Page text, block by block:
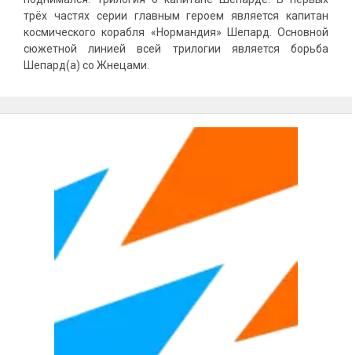
трёх частях серии главным героем является капитан
космического корабля «Нормандия» Шепард. Основной
сюжетной линией всей трилогии является борьба
Шепард(а) со Жнецами.